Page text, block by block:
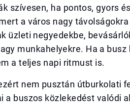
szívesen, ha pontos, gyors
a város nagy
üzleti negyedekbe,
munkahelyekre. Ha a
a teljes napi ritmust is.
nem pusztán útburkolati
a buszos közlekedést valódi